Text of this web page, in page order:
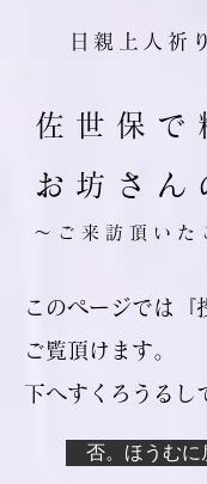
日親上人祈
佐 世 保 で
お 坊 さ ん
～ ご 来 訪 頂 い た
このページでは『
ご覧頂けます。
下へすくろうるし
否。ほうむに